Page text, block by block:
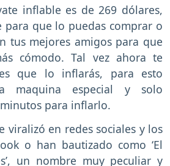
inflable es de 269 dólares,
para que lo puedas comprar o
tus mejores amigos para que
cómodo. Tal vez ahora te
que lo inflarás, para esto
maquina especial y solo
para inflarlo.
viralizó en redes sociales y los
o han bautizado como ‘El
un nombre muy peculiar y